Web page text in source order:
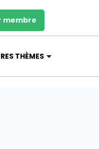
membre
THÈMES